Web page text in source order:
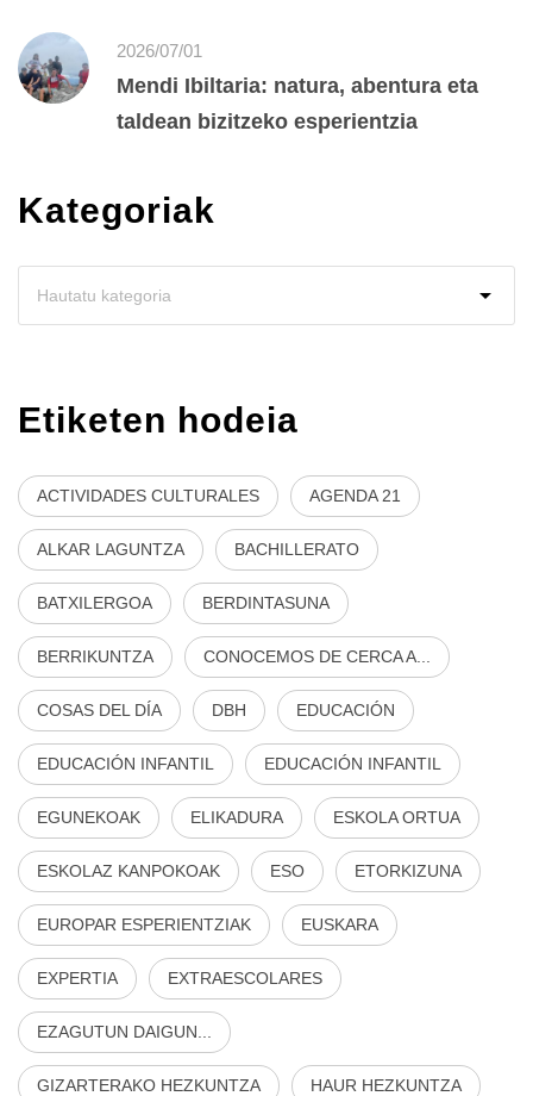
2026/07/01
Mendi Ibiltaria: natura, abentura eta
taldean bizitzeko esperientzia
Kategoriak
Etiketen hodeia
ACTIVIDADES CULTURALES AGENDA 21
ALKAR LAGUNTZA BACHILLERATO
BATXILERGOA BERDINTASUNA
BERRIKUNTZA CONOCEMOS DE CERCA A...
COSAS DEL DÍA DBH EDUCACIÓN
EDUCACIÓN INFANTIL EDUCACIÓN INFANTIL
EGUNEKOAK ELIKADURA ESKOLA ORTUA
ESKOLAZ KANPOKOAK ESO ETORKIZUNA
EUROPAR ESPERIENTZIAK EUSKARA
EXPERTIA EXTRAESCOLARES
EZAGUTUN DAIGUN...
GIZARTERAKO HEZKUNTZA HAUR HEZKUNTZA